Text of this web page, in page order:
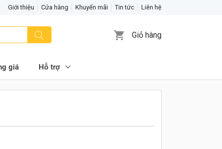
Giới thiệu Cửa hàng Khuyến mãi Tin tức Liên hệ
Giỏ hàng
giá Hỗ trợ